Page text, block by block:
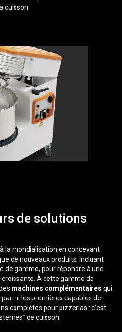
cuisson.
de solutions
à la mondialisation en concevant
de nouveaux produits, incluant
de gamme, pour répondre à une
À cette gamme de
machines complémentaires qui
parmi les premières capables de
complètes pour pizzerias : c’est
de cuisson.